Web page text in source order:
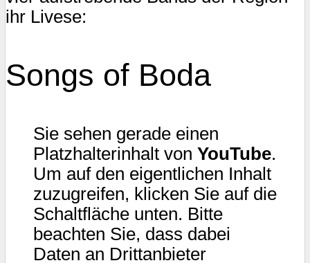
ihr Livese:
Songs of Boda
Sie sehen gerade einen
Platzhalterinhalt von YouTube.
Um auf den eigentlichen Inhalt
zuzugreifen, klicken Sie auf die
Schaltfläche unten. Bitte
beachten Sie, dass dabei
Daten an Drittanbieter